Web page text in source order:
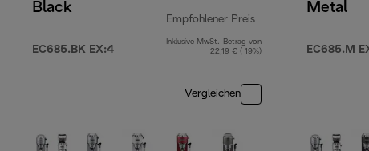
Black
EC685.BK EX:4
Empfohlener Preis
Originalpreis
Inklusive MwSt.-Betrag von
22,19 € ( 19%)
Vergleichen
Metal
EC685.M